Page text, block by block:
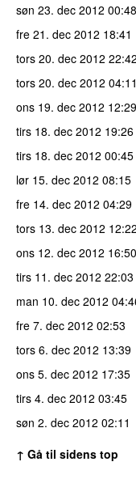
søn 23. dec 2012 00:48
fre 21. dec 2012 18:41
tors 20. dec 2012 22:42
tors 20. dec 2012 04:11
ons 19. dec 2012 12:29
tirs 18. dec 2012 19:26
tirs 18. dec 2012 00:45
lør 15. dec 2012 08:15
fre 14. dec 2012 04:29
tors 13. dec 2012 12:22
ons 12. dec 2012 16:50
tirs 11. dec 2012 22:03
man 10. dec 2012
fre 7. dec 2012 02:53
tors 6. dec 2012 13:39
ons 5. dec 2012 17:35
tirs 4. dec 2012 03:45
søn 2. dec 2012 02:11
↑ Gå til sidens top